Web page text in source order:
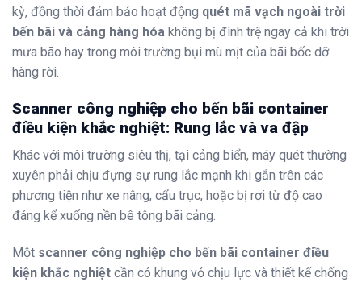
kỳ, đồng thời đảm bảo hoạt động quét mã vạch ngoài trời
bến bãi và cảng hàng hóa không bị đình trệ ngay cả khi trời
mưa bão hay trong môi trường bụi mù mịt của bãi bốc dỡ
hàng rời.
Scanner công nghiệp cho bến bãi container
điều kiện khắc nghiệt: Rung lắc và va đập
Khác với môi trường siêu thị, tại cảng biển, máy quét thường
xuyên phải chịu đựng sự rung lắc mạnh khi gắn trên các
phương tiện như xe nâng, cẩu trục, hoặc bị rơi từ độ cao
đáng kể xuống nền bê tông bãi cảng.
Một scanner công nghiệp cho bến bãi container điều
kiện khắc nghiệt cần có khung vỏ chịu lực và thiết kế chống